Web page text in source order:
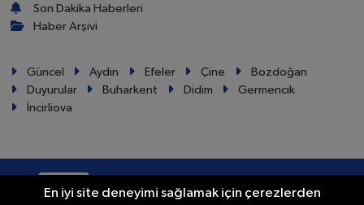
Son Dakika Haberleri
Haber Arşivi
Güncel Aydın Efeler Çine
Bozdoğan
Duyurular
Buharkent Didim
Germencik
İncirliova
En iyi site deneyimi sağlamak için çerezlerden